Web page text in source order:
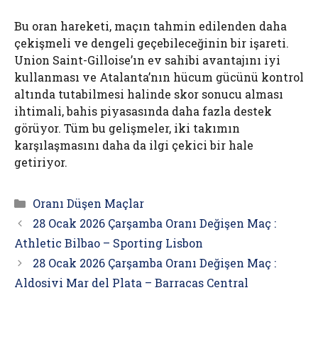
Bu oran hareketi, maçın tahmin edilenden daha
çekişmeli ve dengeli geçebileceğinin bir işareti.
Union Saint-Gilloise’ın ev sahibi avantajını iyi
kullanması ve Atalanta’nın hücum gücünü kontrol
altında tutabilmesi halinde skor sonucu alması
ihtimali, bahis piyasasında daha fazla destek
görüyor. Tüm bu gelişmeler, iki takımın
karşılaşmasını daha da ilgi çekici bir hale
getiriyor.
Kategoriler
Oranı Düşen Maçlar
28 Ocak 2026 Çarşamba Oranı Değişen Maç :
Athletic Bilbao – Sporting Lisbon
28 Ocak 2026 Çarşamba Oranı Değişen Maç :
Aldosivi Mar del Plata – Barracas Central